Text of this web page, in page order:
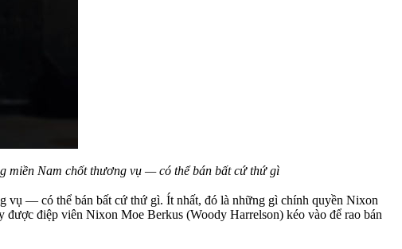
miền Nam chốt thương vụ — có thể bán bất cứ thứ gì
vụ — có thể bán bất cứ thứ gì. Ít nhất, đó là những gì chính quyền Nixon
điệp viên Nixon Moe Berkus (Woody Harrelson) kéo vào để rao bán